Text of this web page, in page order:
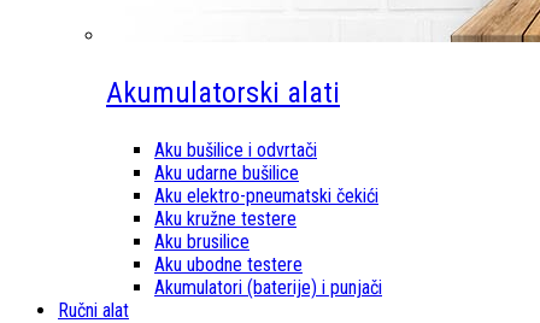
Akumulatorski alati
Aku bušilice i odvrtači
Aku udarne bušilice
Aku elektro-pneumatski čekići
Aku kružne testere
Aku brusilice
Aku ubodne testere
Akumulatori (baterije) i punjači
Ručni alat